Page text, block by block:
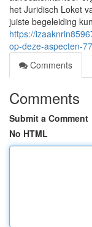
het Juridisch Loket
juiste begeleiding
https://
op-deze-aspecten-
Comments
Comments
Submit a Comment
No HTML